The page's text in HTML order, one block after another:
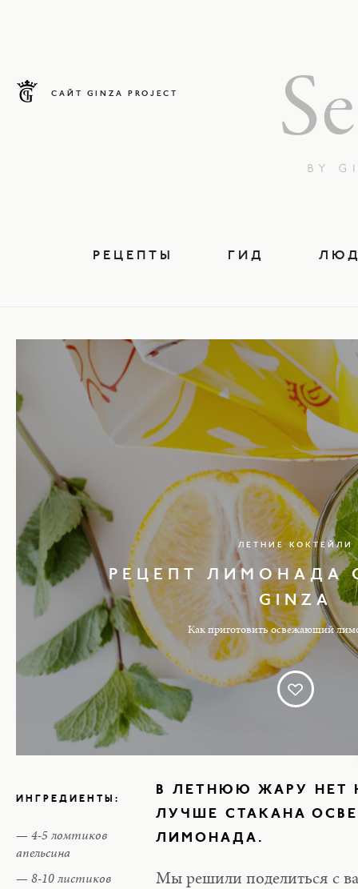
САЙТ GINZA PROJECT
РЕЦЕПТЫ ГИД
ЛЕТНИЕ КОКТЕЙЛИ
РЕЦЕПТ ЛИМОНАДА
GINZA
Как приготовить освежающий

ИНГРЕДИЕНТЫ:
4-5 ломтиков
апельсина
8-10 листиков
В ЛЕТНЮЮ ЖАРУ НЕТ
ЛУЧШЕ СТАКАНА
ЛИМОНАДА.
Мы решили поделиться с